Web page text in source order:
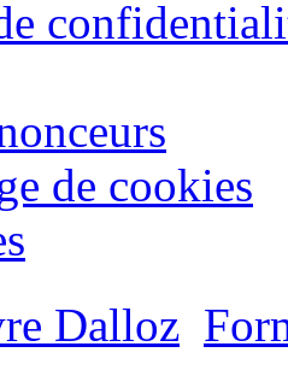
de cookies
Dalloz